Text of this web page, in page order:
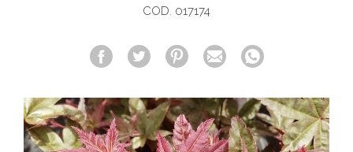
COD. 017174